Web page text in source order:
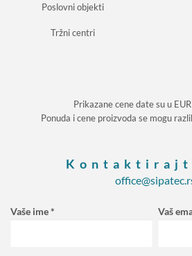
Poslovni objekti
Tržni centri
Prikazane cene date su u
Ponuda i cene proizvoda se mogu
Vaše ime * Vaš